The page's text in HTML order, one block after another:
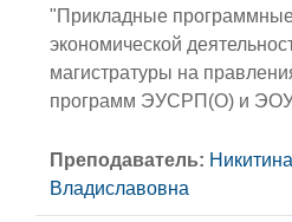
"Прикладные
экономической
магистратуры на
программ ЭУСРП(О) и
Преподаватель:
Владиславовна